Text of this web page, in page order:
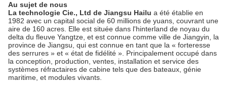
Au sujet de nous
La technologie Cie., Ltd de Jiangsu Hailu a été établie en
1982 avec un capital social de 60 millions de yuans, couvrant une
aire de 160 acres. Elle est située dans l'hinterland de noyau du
delta du fleuve Yangtze, et est connue comme ville de Jiangyin, la
province de Jiangsu, qui est connue en tant que la « forteresse
des serrures » et « état de fidélité ». Principalement occupé dans
la conception, production, ventes, installation et service des
systèmes réfractaires de cabine tels que des bateaux, génie
maritime, et modules vivants.